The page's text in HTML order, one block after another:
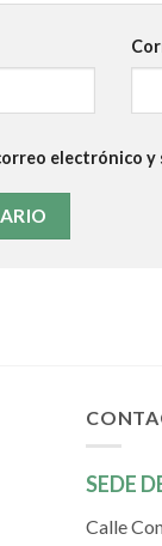
electrónico
SEDE
Calle